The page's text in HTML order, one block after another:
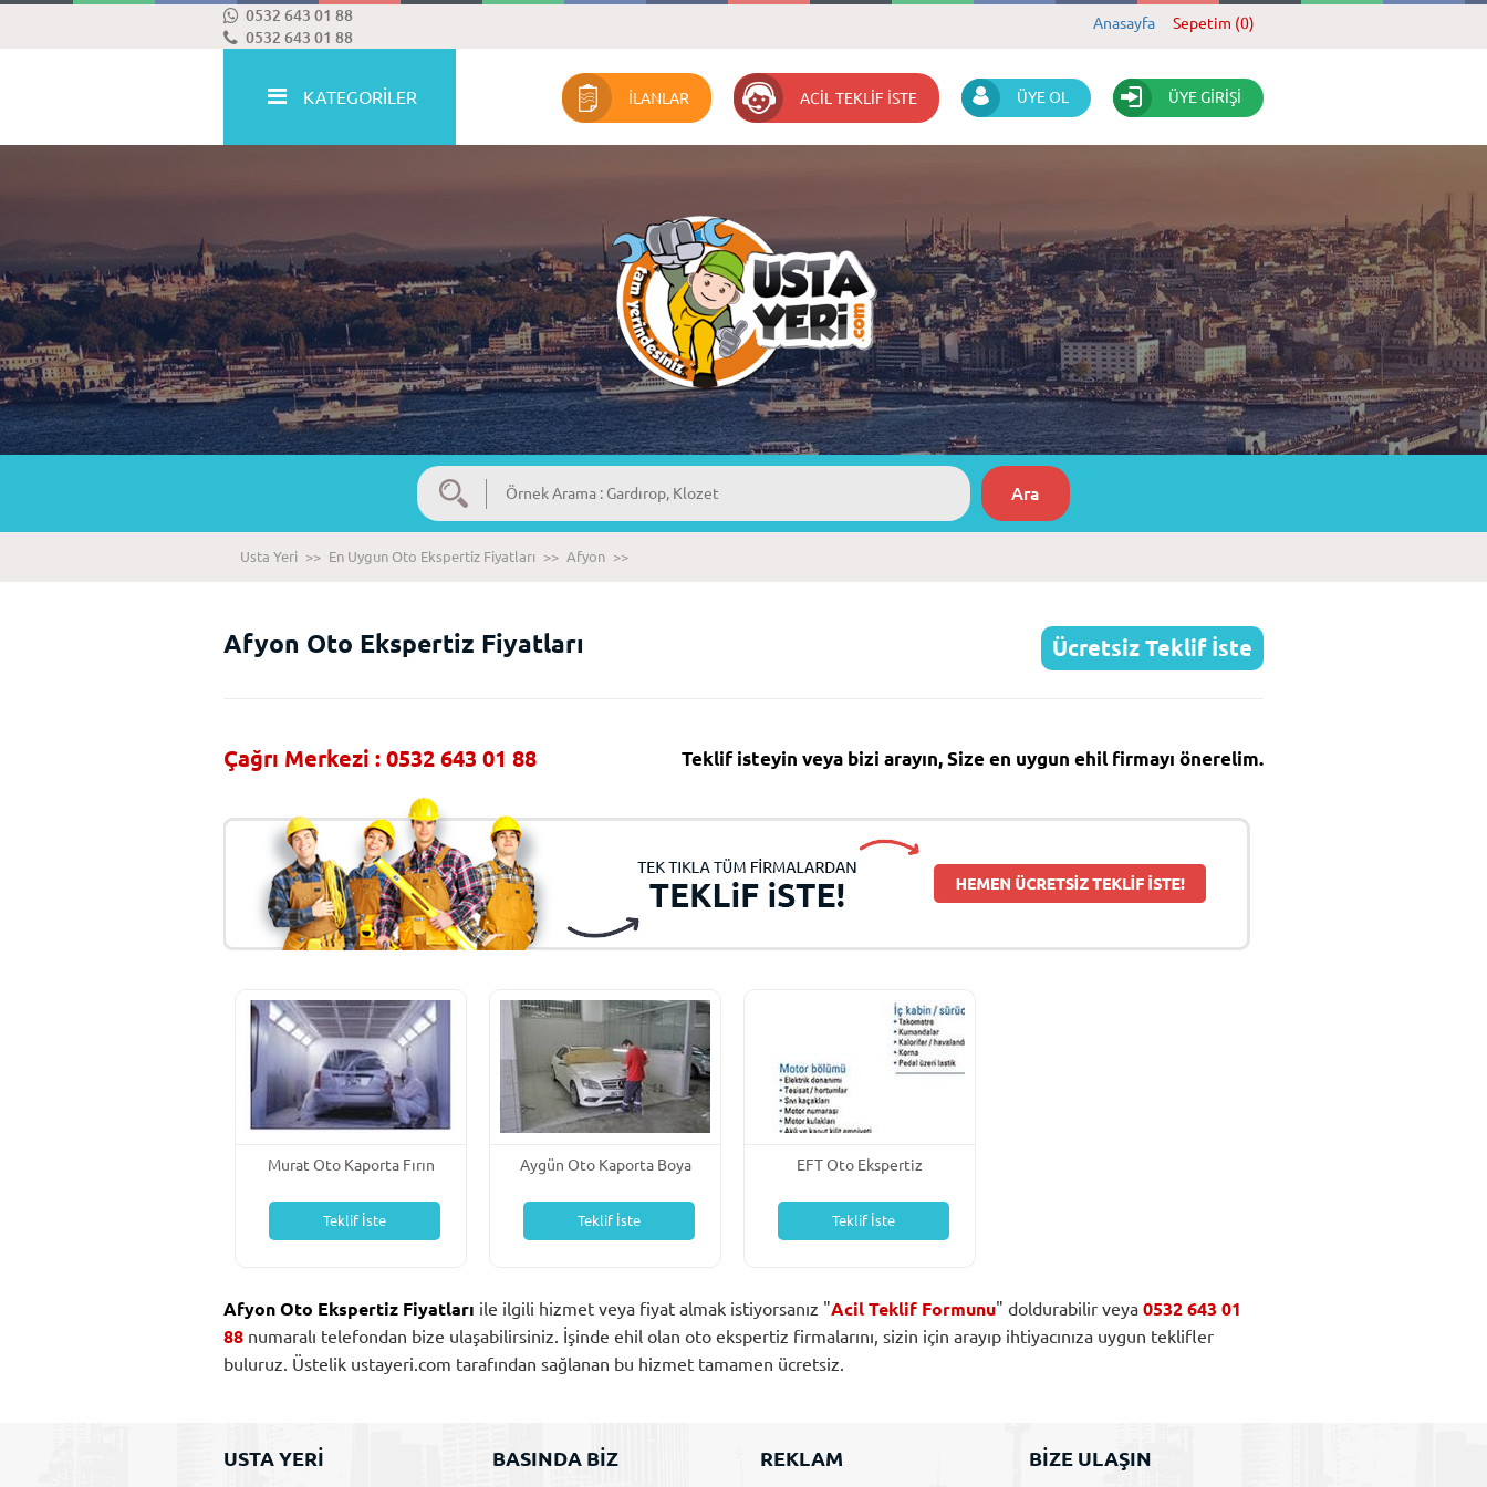
0532 643 01 88
0532 643 01 88
Anasayfa Sepetim (0)
KATEGORİLER İLANLAR ACİL TEKLİF İSTE ÜYE OL ÜYE GİRİŞİ
Usta Yeri >> En Uygun Oto Ekspertiz Fiyatları >> Afyon >>
Afyon Oto Ekspertiz Fiyatları Ücretsiz Teklif İste
Çağrı Merkezi : 0532 643 01 88 Teklif isteyin veya bizi arayın, Size en uygun ehil firmayı önerelim.
Murat Oto Kaporta Fırın
Teklif İste
Aygün Oto Kaporta Boya
Teklif İste
EFT Oto Ekspertiz
Teklif İste
Afyon Oto Ekspertiz Fiyatları ile ilgili hizmet veya fiyat almak istiyorsanız "Acil Teklif Formunu" doldurabilir veya 0532 643 01
88 numaralı telefondan bize ulaşabilirsiniz. İşinde ehil olan oto ekspertiz firmalarını, sizin için arayıp ihtiyacınıza uygun teklifler
buluruz. Üstelik ustayeri.com tarafından sağlanan bu hizmet tamamen ücretsiz.
USTA YERİ BASINDA BİZ REKLAM BİZE ULAŞIN